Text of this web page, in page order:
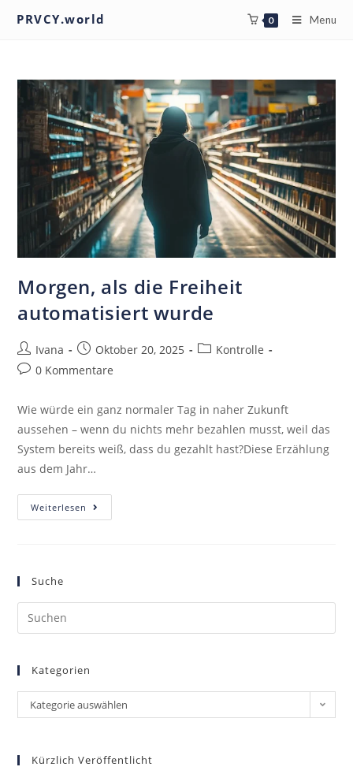
PRVCY.world 0 Menu
Morgen, als die Freiheit
automatisiert wurde
Ivana Oktober 20, 2025
Kontrolle
0 Kommentare
Wie würde ein ganz normaler Tag in naher Zukunft
aussehen – wenn du nichts mehr bezahlen musst, weil das
System bereits weiß, dass du gezahlt hast?Diese Erzählung
aus dem Jahr…
Weiterlesen
Suche
Kategorien
Kategorie auswählen
Kürzlich Veröffentlicht